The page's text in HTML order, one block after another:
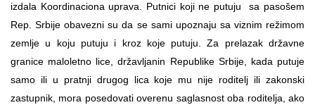
izdala Koordinaciona uprava. Putnici koji ne putuju sa pasošem
Rep. Srbije obavezni su da se sami upoznaju sa viznim režimom
zemlje u koju putuju i kroz koje putuju. Za prelazak državne
granice maloletno lice, državljanin Republike Srbije, kada putuje
samo ili u pratnji drugog lica koje mu nije roditelj ili zakonski
zastupnik, mora posedovati overenu saglasnost oba roditelja, ako